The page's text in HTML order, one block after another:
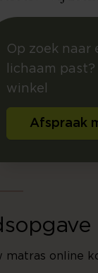
Op zoek naar
lichaam
winkel
Afspraak
matras online